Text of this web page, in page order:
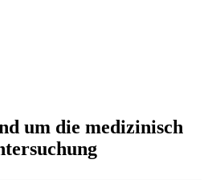
um die medizinisch